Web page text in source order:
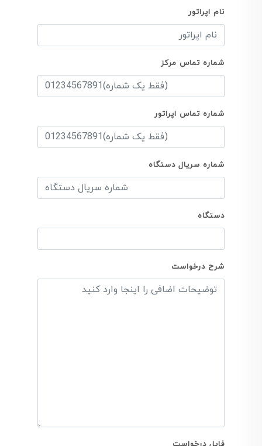
نام اپراتور
شماره تماس مرکز
شماره تماس اپراتور
شماره سریال دستگاه
دستگاه
شرح درخواست